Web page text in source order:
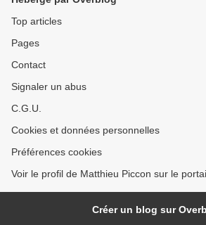
Top articles
Pages
Contact
Signaler un abus
C.G.U.
Cookies et données personnelles
Préférences cookies
Voir le profil de Matthieu Piccon sur le
Créer un blog sur